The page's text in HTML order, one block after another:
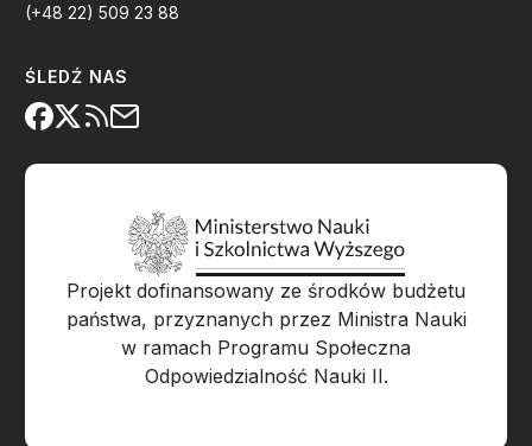
(+48 22) 509 23 88
ŚLEDŹ NAS
Projekt dofinansowany ze środków budżetu
państwa, przyznanych przez Ministra Nauki
w ramach Programu Społeczna
Odpowiedzialność Nauki II.